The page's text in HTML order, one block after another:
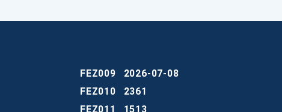
FEZ009
2026-07-08
FEZ010
2361
FEZ011
1513